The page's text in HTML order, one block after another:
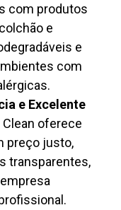
com produtos
e
e
com
e Excelente
Clean oferece
preço justo,
transparentes,